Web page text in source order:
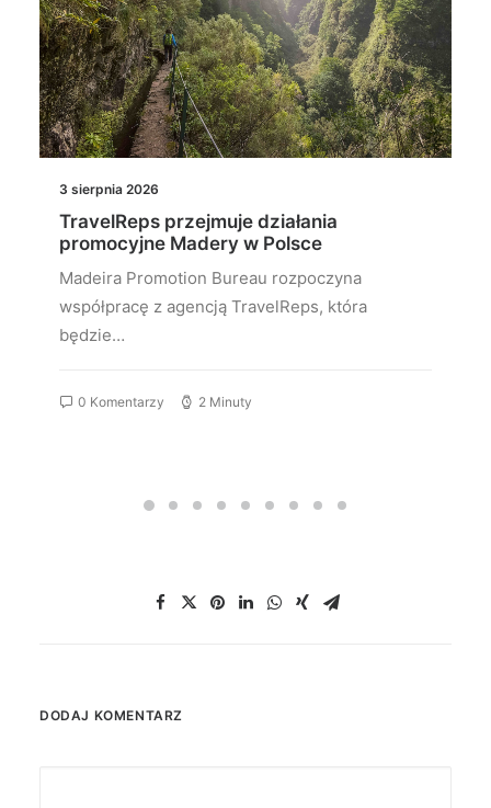
3 sierpnia 2026
TravelReps przejmuje działania
promocyjne Madery w Polsce
Madeira Promotion Bureau rozpoczyna
współpracę z agencją TravelReps, która
będzie…
0 Komentarzy 2 Minuty
DODAJ KOMENTARZ